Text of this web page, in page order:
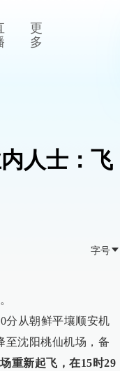
更
多
人士：飞
字号
分从朝鲜平壤顺安机
至沈阳桃仙机场，备
重新起飞，在15时29